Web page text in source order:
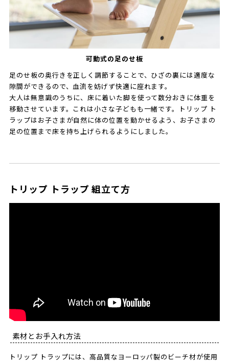
可動式の足のせ板
足のせ板の奥行きを正しく調節することで、ひざの裏には適度な
隙間ができるので、血流を妨げず快適に座れます。
大人は無意識のうちに、床に着いた脚を使って数分おきに体重を
移動させています。これは小さな子どもも一緒です。トリップ ト
ラップはお子さまが自然に体の位置を動かせるよう、お子さまの
足の位置まで床を持ち上げられるようにしました。
トリップ トラップ 組立て方
素材とお手入れ方法
トリップ トラップには、高品質なヨーロッパ製のビーチ材が使用